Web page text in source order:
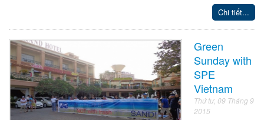
Chi tiết...
Green
Sunday with
SPE
Vietnam
Thứ tư, 09 Tháng 9
2015